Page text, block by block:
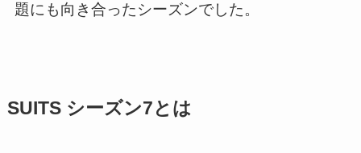
題にも向き合ったシーズンでした。
SUITS シーズン7とは